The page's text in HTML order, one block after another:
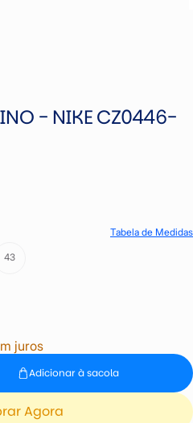
- NIKE CZ0446-
juros
Tabela de Medidas
43
Adicionar à sacola
Agora